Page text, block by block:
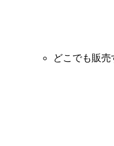
どこでも販売